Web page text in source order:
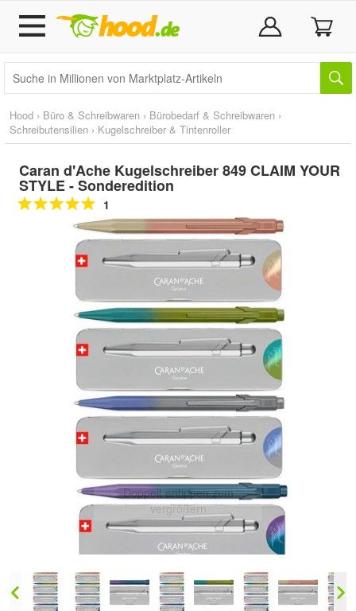
Hood › Büro & Schreibwaren › Bürobedarf & Schreibwaren ›
Schreibutensilien › Kugelschreiber & Tintenroller
Caran d'Ache Kugelschreiber 849 CLAIM YOUR
STYLE - Sonderedition
1
Doppelt antippen zum
vergrößern